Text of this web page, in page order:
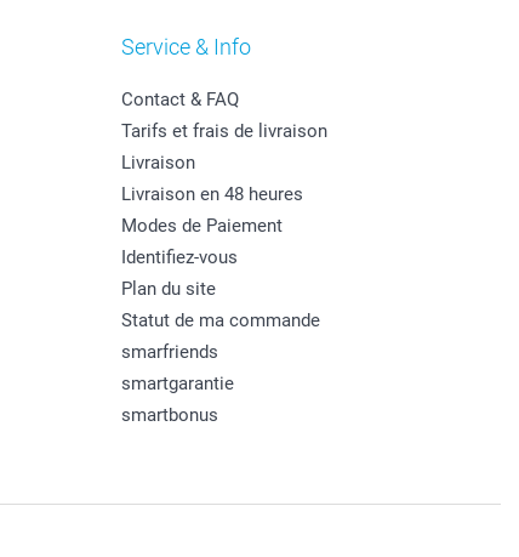
Service & Info
Contact & FAQ
Tarifs et frais de livraison
Livraison
Livraison en 48 heures
Modes de Paiement
Identifiez-vous
Plan du site
Statut de ma commande
smarfriends
smartgarantie
smartbonus